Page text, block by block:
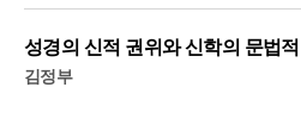
성경의 신적 권위와 신학의 문법
김정부